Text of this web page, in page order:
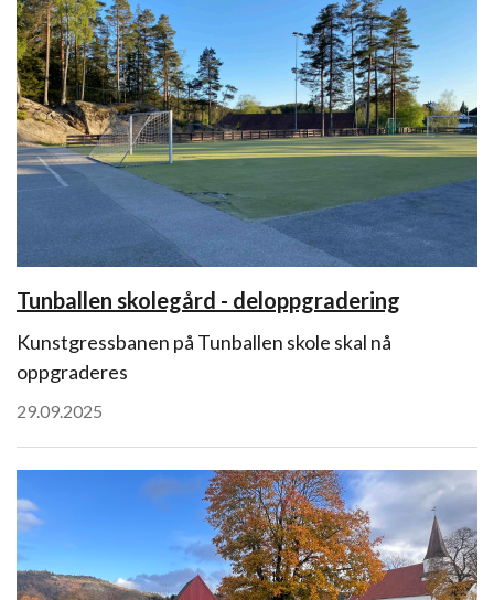
Tunballen skolegård - deloppgradering
Kunstgressbanen på Tunballen skole skal nå
oppgraderes
29.09.2025